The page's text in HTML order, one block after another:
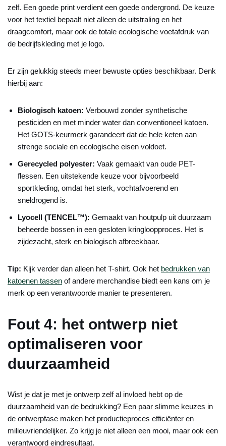
zelf. Een goede print verdient een goede ondergrond. De keuze
voor het textiel bepaalt niet alleen de uitstraling en het
draagcomfort, maar ook de totale ecologische voetafdruk van
de bedrijfskleding met je logo.
Er zijn gelukkig steeds meer bewuste opties beschikbaar. Denk
hierbij aan:
Biologisch katoen: Verbouwd zonder synthetische
pesticiden en met minder water dan conventioneel katoen.
Het GOTS-keurmerk garandeert dat de hele keten aan
strenge sociale en ecologische eisen voldoet.
Gerecycled polyester: Vaak gemaakt van oude PET-
flessen. Een uitstekende keuze voor bijvoorbeeld
sportkleding, omdat het sterk, vochtafvoerend en
sneldrogend is.
Lyocell (TENCEL™): Gemaakt van houtpulp uit duurzaam
beheerde bossen in een gesloten kringloopproces. Het is
zijdezacht, sterk en biologisch afbreekbaar.
Tip: Kijk verder dan alleen het T-shirt. Ook het bedrukken van
katoenen tassen of andere merchandise biedt een kans om je
merk op een verantwoorde manier te presenteren.
Fout 4: het ontwerp niet
optimaliseren voor
duurzaamheid
Wist je dat je met je ontwerp zelf al invloed hebt op de
duurzaamheid van de bedrukking? Een paar slimme keuzes in
de ontwerpfase maken het productieproces efficiënter en
milieuvriendelijker. Zo krijg je niet alleen een mooi, maar ook een
verantwoord eindresultaat.